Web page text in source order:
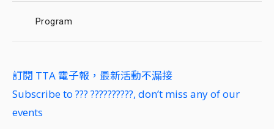
Program
訂閱 TTA 電子報，最新活動不漏接
Subscribe to ??? ??????????, don’t miss any of our
events